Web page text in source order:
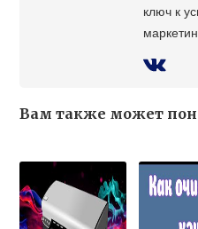
ключ к
Вам также может